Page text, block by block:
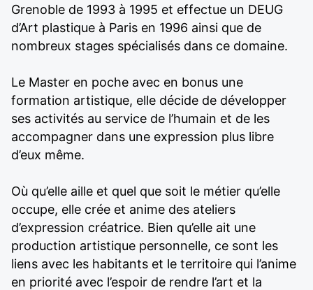
Grenoble de 1993 à 1995 et effectue un DEUG
d’Art plastique à Paris en 1996 ainsi que de
nombreux stages spécialisés dans ce domaine.
Le Master en poche avec en bonus une
formation artistique, elle décide de développer
ses activités au service de l’humain et de les
accompagner dans une expression plus libre
d’eux même.
Où qu’elle aille et quel que soit le métier qu’elle
occupe, elle crée et anime des ateliers
d’expression créatrice. Bien qu’elle ait une
production artistique personnelle, ce sont les
liens avec les habitants et le territoire qui l’anime
en priorité avec l’espoir de rendre l’art et la